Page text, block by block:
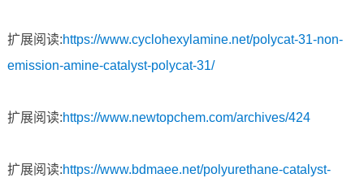
扩展阅读:https://www.cyclohexylamine.net/polycat-31-non-
emission-amine-catalyst-polycat-31/
扩展阅读:https://www.newtopchem.com/archives/424
扩展阅读:https://www.bdmaee.net/polyurethane-catalyst-